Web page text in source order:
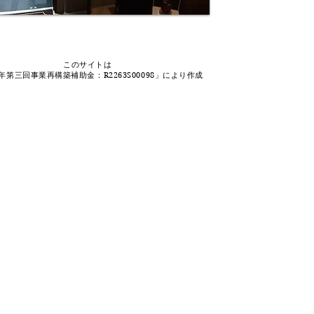
このサイトは
第三回事業再構築補助金：R2263S00098」により作成